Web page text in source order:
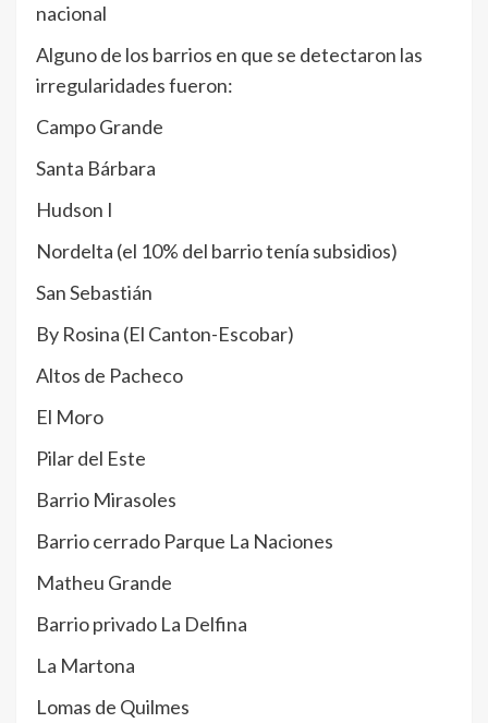
nacional
Alguno de los barrios en que se detectaron las
irregularidades fueron:
Campo Grande
Santa Bárbara
Hudson I
Nordelta (el 10% del barrio tenía subsidios)
San Sebastián
By Rosina (El Canton-Escobar)
Altos de Pacheco
El Moro
Pilar del Este
Barrio Mirasoles
Barrio cerrado Parque La Naciones
Matheu Grande
Barrio privado La Delfina
La Martona
Lomas de Quilmes